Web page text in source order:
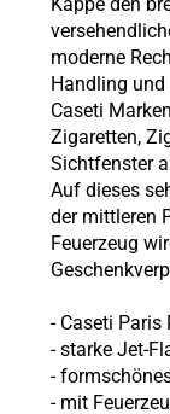
moderne
Handling
Caseti
Zigaretten,
Sichtfenster
Auf dieses
der mittleren
Feuerzeug
- Caseti Paris
- starke Jet-
-
- mit